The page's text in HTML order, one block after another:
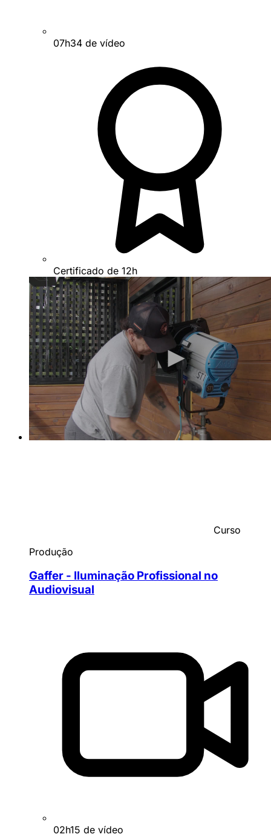
07h34 de vídeo
Certificado de 12h
Curso
Produção
Gaffer - Iluminação Profissional no
Audiovisual
02h15 de vídeo